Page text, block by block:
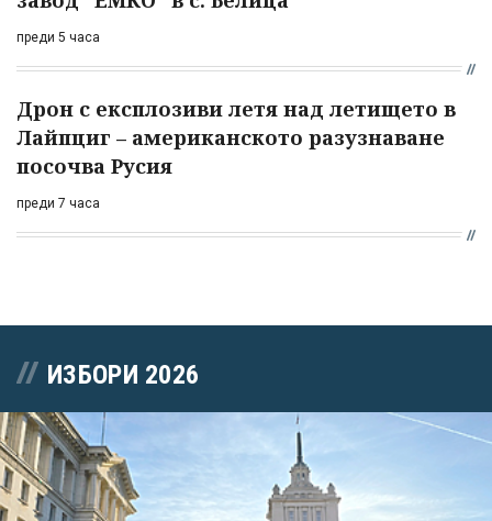
преди 5 часа
Дрон с експлозиви летя над летището в
Лайпциг – американското разузнаване
посочва Русия
преди 7 часа
ИЗБОРИ 2026